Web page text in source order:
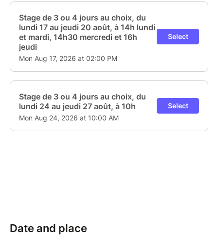
> La présence d'un adulte est demandée avec des
participants de moins de 14 ans.
> Prévoir eau, crème solaire, vieilles baskets et
casquette ou chapeau.
Date and place